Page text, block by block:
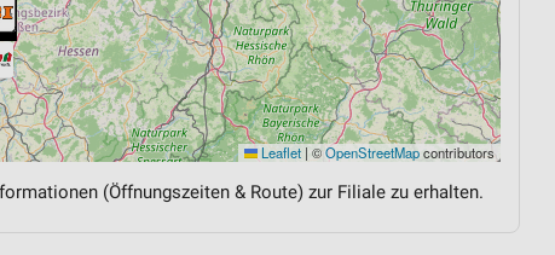
Leaflet | ©OpenStreetMapcontributors
(Öffnungszeiten & Route) zur Filiale zu erhalten.